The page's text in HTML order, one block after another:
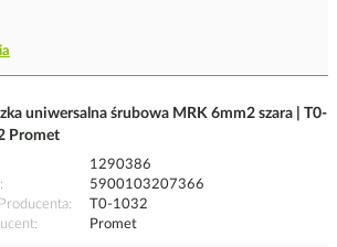
uniwersalna śrubowa MRK 6mm2 szara | T0-
Promet
1290386
5900103207366
T0-1032
Promet